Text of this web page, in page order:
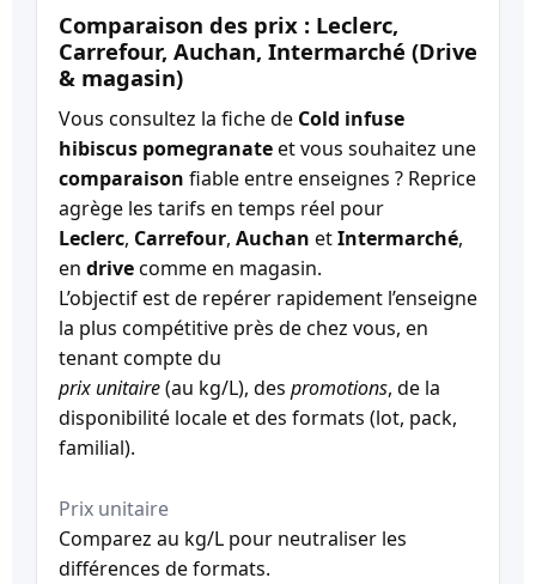
Comparaison des prix : Leclerc,
Carrefour, Auchan, Intermarché (Drive
& magasin)
Vous consultez la fiche de Cold infuse
hibiscus pomegranateet vous souhaitez une
comparaison fiable entre enseignes ? Reprice
agrège les tarifs en temps réel pour
Leclerc, Carrefour, Auchan etIntermarché,
en drivecomme en magasin.
L’objectif est de repérer rapidement l’enseigne
la plus compétitive près de chez vous, en
tenant compte du
prix unitaire(au kg/L), des promotions, de la
disponibilité locale et des formats (lot, pack,
familial).
Prix unitaire
Comparez au kg/L pour neutraliser les
différences de formats.